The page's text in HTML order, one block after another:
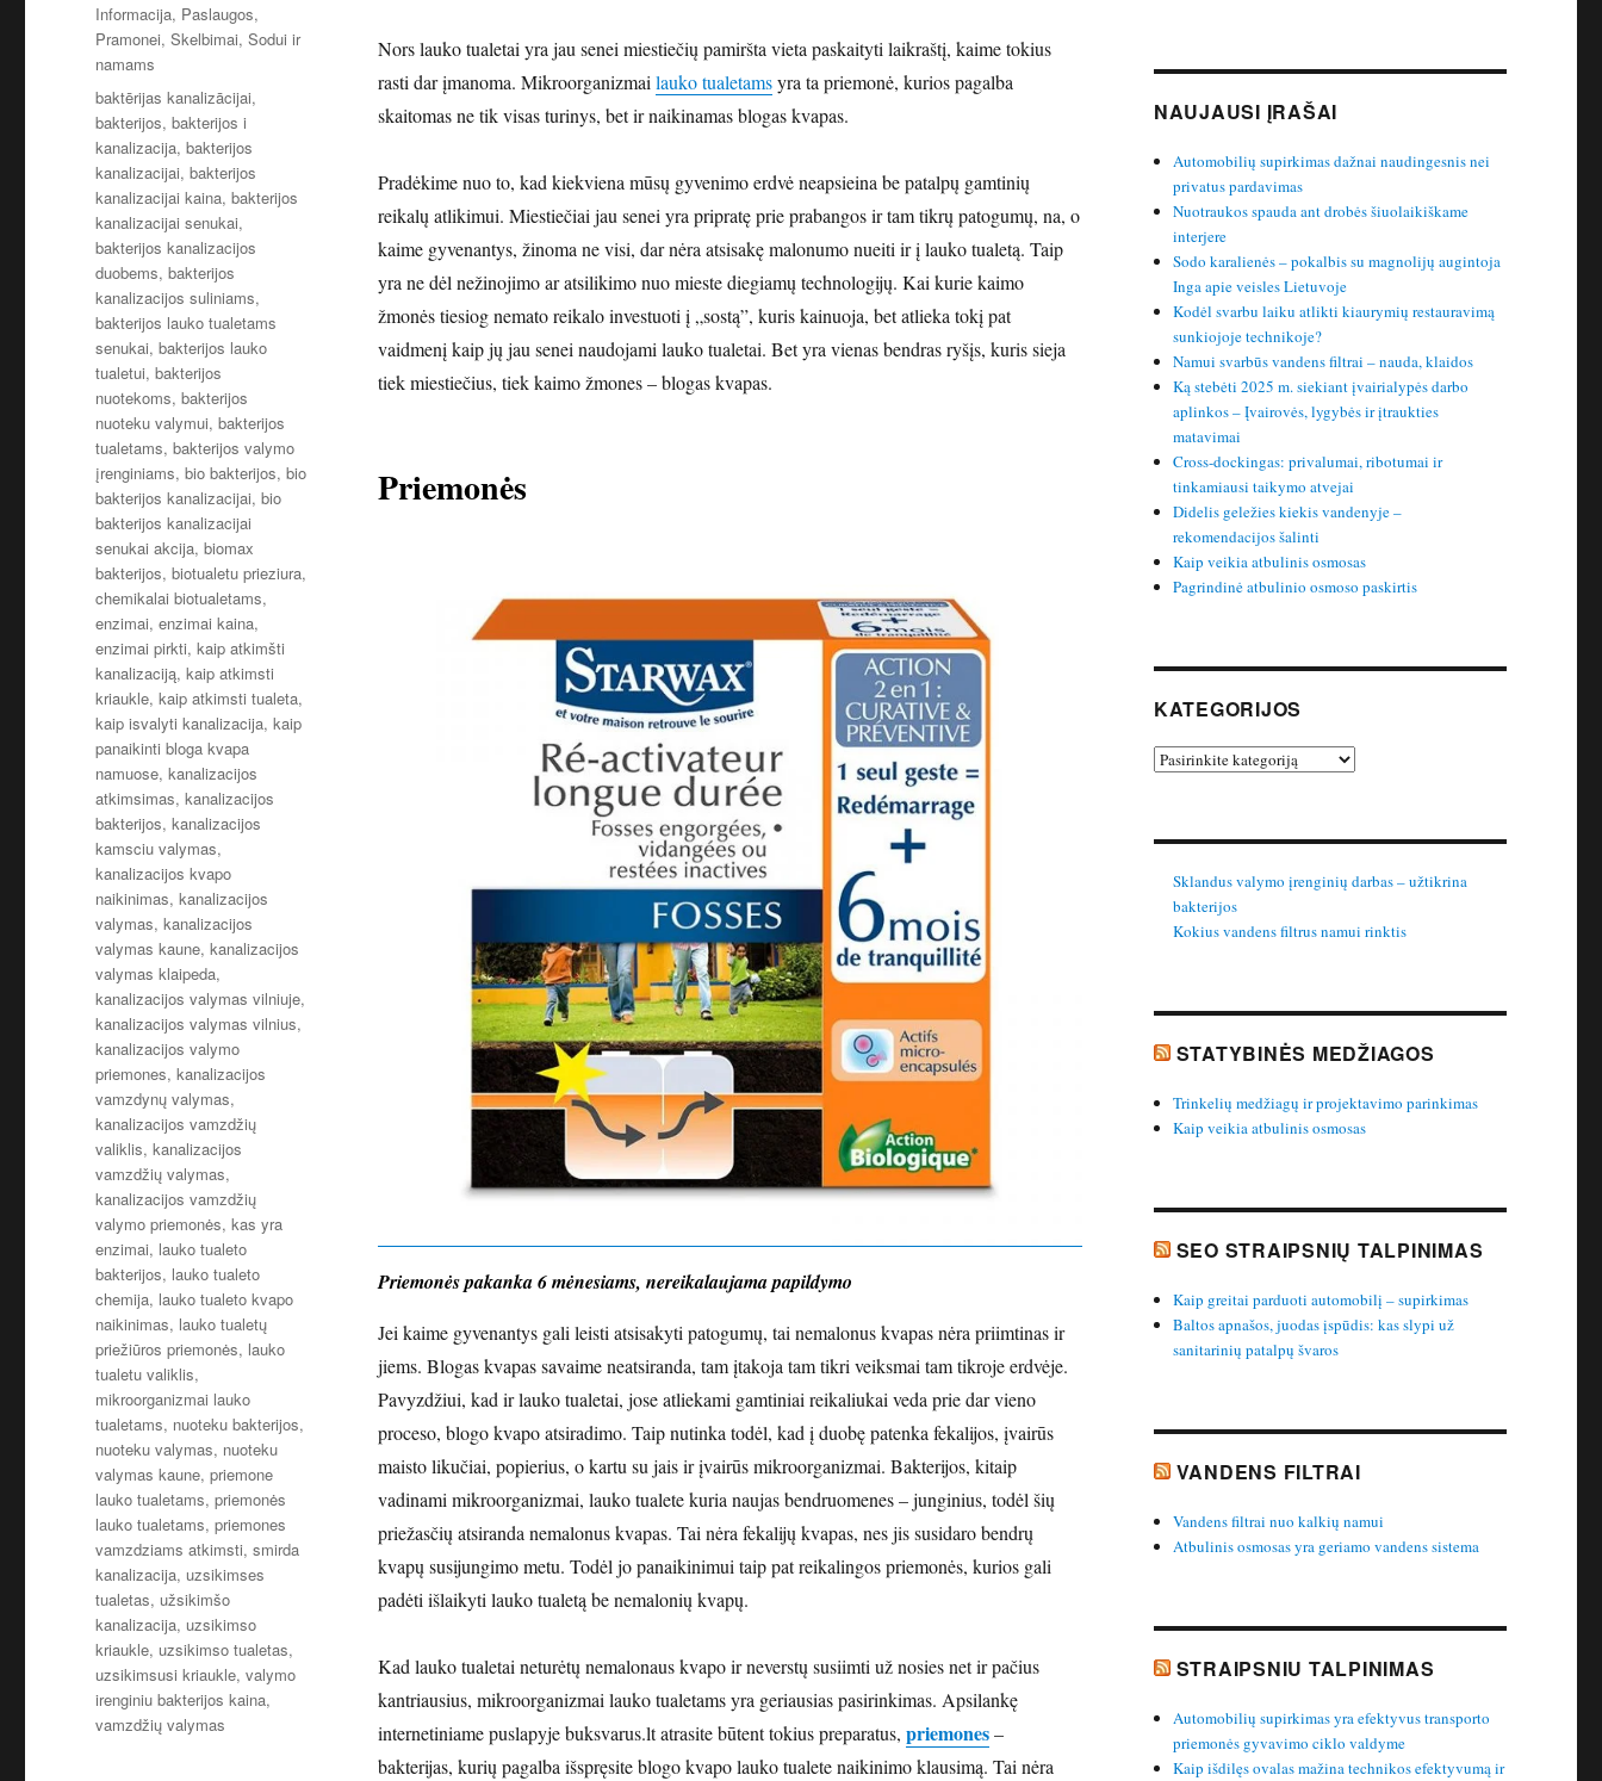
Nors lauko tualetai yra jau senei miestiečių pamiršta vieta paskaityti laikraštį, kaime tokius
rasti dar įmanoma. Mikroorganizmai lauko tualetamsyra ta priemonė, kurios pagalba
skaitomas ne tik visas turinys, bet ir naikinamas blogas kvapas.
Pradėkime nuo to, kad kiekviena mūsų gyvenimo erdvė neapsieina be patalpų gamtinių
reikalų atlikimui. Miestiečiai jau senei yra pripratę prie prabangos ir tam tikrų patogumų, na, o
kaime gyvenantys, žinoma ne visi, dar nėra atsisakę malonumo nueiti ir į lauko tualetą. Taip
yra ne dėl nežinojimo ar atsilikimo nuo mieste diegiamų technologijų. Kai kurie kaimo
žmonės tiesiog nemato reikalo investuoti į „sostą”, kuris kainuoja, bet atlieka tokį pat
vaidmenį kaip jų jau senei naudojami lauko tualetai. Bet yra vienas bendras ryšįs, kuris sieja
tiek miestiečius, tiek kaimo žmones – blogas kvapas.
Priemonės
Priemonės pakanka 6 mėnesiams, nereikalaujama papildymo
Jei kaime gyvenantys gali leisti atsisakyti patogumų, tai nemalonus kvapas nėra priimtinas ir
jiems. Blogas kvapas savaime neatsiranda, tam įtakoja tam tikri veiksmai tam tikroje erdvėje.
Pavyzdžiui, kad ir lauko tualetai, jose atliekami gamtiniai reikaliukai veda prie dar vieno
proceso, blogo kvapo atsiradimo. Taip nutinka todėl, kad į duobę patenka fekalijos, įvairūs
maisto likučiai, popierius, o kartu su jais ir įvairūs mikroorganizmai. Bakterijos, kitaip
vadinami mikroorganizmai, lauko tualete kuria naujas bendruomenes – junginius, todėl šių
priežasčių atsiranda nemalonus kvapas. Tai nėra fekalijų kvapas, nes jis susidaro bendrų
kvapų susijungimo metu. Todėl jo panaikinimui taip pat reikalingos priemonės, kurios gali
padėti išlaikyti lauko tualetą be nemalonių kvapų.
Kad lauko tualetai neturėtų nemalonaus kvapo ir neverstų susiimti už nosies net ir pačius
kantriausius, mikroorganizmai lauko tualetams yra geriausias pasirinkimas. Apsilankę
internetiniame puslapyje buksvarus.lt atrasite būtent tokius preparatus, priemones–
bakterijas, kurių pagalba išspręsite blogo kvapo lauko tualete naikinimo klausimą. Tai nėra
Kategorijos
Informacija, Paslaugos,
Pramonei,Skelbimai,Sodui ir
namams
Žymos
baktērijas kanalizācijai,
bakterijos,bakterijos i
kanalizacija,bakterijos
kanalizacijai,bakterijos
kanalizacijai kaina,bakterijos
kanalizacijai senukai,
bakterijos kanalizacijos
duobems,bakterijos
kanalizacijos suliniams,
bakterijos lauko tualetams
senukai,bakterijos lauko
tualetui,bakterijos
nuotekoms,bakterijos
nuoteku valymui,bakterijos
tualetams,bakterijos valymo
įrenginiams,bio bakterijos,bio
bakterijos kanalizacijai,bio
bakterijos kanalizacijai
senukai akcija,biomax
bakterijos,biotualetu prieziura,
chemikalai biotualetams,
enzimai,enzimai kaina,
enzimai pirkti,kaip atkimšti
kanalizaciją,kaip atkimsti
kriaukle,kaip atkimsti tualeta,
kaip isvalyti kanalizacija,kaip
panaikinti bloga kvapa
namuose,kanalizacijos
atkimsimas,kanalizacijos
bakterijos,kanalizacijos
kamsciu valymas,
kanalizacijos kvapo
naikinimas,kanalizacijos
valymas,kanalizacijos
valymas kaune,kanalizacijos
valymas klaipeda,
kanalizacijos valymas vilniuje,
kanalizacijos valymas vilnius,
kanalizacijos valymo
priemones,kanalizacijos
vamzdynų valymas,
kanalizacijos vamzdžių
valiklis,kanalizacijos
vamzdžių valymas,
kanalizacijos vamzdžių
valymo priemonės,kas yra
enzimai, lauko tualeto
bakterijos, lauko tualeto
chemija, lauko tualeto kvapo
naikinimas, lauko tualetų
priežiūros priemonės, lauko
tualetu valiklis,
mikroorganizmai lauko
tualetams, nuoteku bakterijos,
nuoteku valymas, nuoteku
valymas kaune,priemone
lauko tualetams,priemonės
lauko tualetams,priemones
vamzdziams atkimsti,smirda
kanalizacija, uzsikimses
tualetas, užsikimšo
kanalizacija, uzsikimso
kriaukle, uzsikimso tualetas,
uzsikimsusi kriaukle,valymo
irenginiu bakterijos kaina,
vamzdžių valymas
NAUJAUSI ĮRAŠAI
Automobilių supirkimas dažnai naudingesnis nei
privatus pardavimas
Nuotraukos spauda ant drobės šiuolaikiškame
interjere
Sodo karalienės – pokalbis su magnolijų augintoja
Inga apie veisles Lietuvoje
Kodėl svarbu laiku atlikti kiaurymių restauravimą
sunkiojoje technikoje?
Namui svarbūs vandens filtrai – nauda, klaidos
Ką stebėti 2025 m. siekiant įvairialypės darbo
aplinkos – Įvairovės, lygybės ir įtraukties
matavimai
Cross-dockingas: privalumai, ribotumai ir
tinkamiausi taikymo atvejai
Didelis geležies kiekis vandenyje –
rekomendacijos šalinti
Kaip veikia atbulinis osmosas
Pagrindinė atbulinio osmoso paskirtis
KATEGORIJOS
Kategorijos
Sklandus valymo įrenginių darbas – užtikrina
bakterijos
Kokius vandens filtrus namui rinktis
STATYBINĖS MEDŽIAGOS
Trinkelių medžiagų ir projektavimo parinkimas
Kaip veikia atbulinis osmosas
SEO STRAIPSNIŲ TALPINIMAS
Kaip greitai parduoti automobilį – supirkimas
Baltos apnašos, juodas įspūdis: kas slypi už
sanitarinių patalpų švaros
VANDENS FILTRAI
Vandens filtrai nuo kalkių namui
Atbulinis osmosas yra geriamo vandens sistema
STRAIPSNIU TALPINIMAS
Automobilių supirkimas yra efektyvus transporto
priemonės gyvavimo ciklo valdyme
Kaip išdilęs ovalas mažina technikos efektyvumą ir